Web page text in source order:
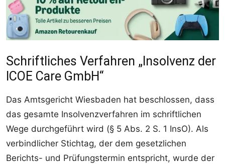
Schriftliches Verfahren „Insolvenz der
ICOE Care GmbH“
Das Amtsgericht Wiesbaden hat beschlossen, dass
das gesamte Insolvenzverfahren im schriftlichen
Wege durchgeführt wird (§ 5 Abs. 2 S. 1 InsO). Als
verbindlicher Stichtag, der dem gesetzlichen
Berichts- und Prüfungstermin entspricht, wurde der